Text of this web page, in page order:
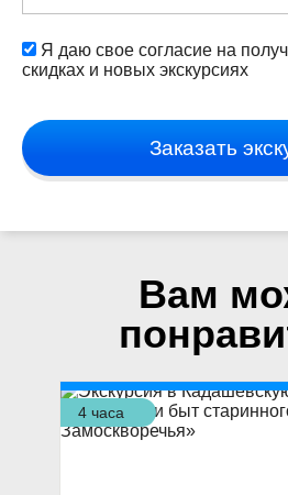
Я даю свое согласие на
скидках и новых экскурсиях
Заказать
Вам
4 часа